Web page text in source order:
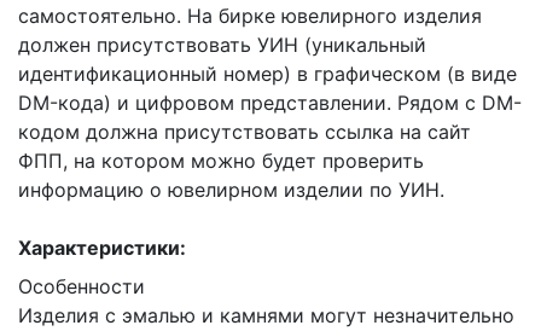
самостоятельно. На бирке ювелирного изделия
должен присутствовать УИН (уникальный
идентификационный номер) в графическом (в виде
DM-кода) и цифровом представлении. Рядом с DM-
кодом должна присутствовать ссылка на сайт
ФПП, на котором можно будет проверить
информацию о ювелирном изделии по УИН.
Характеристики:
Особенности
Изделия с эмалью и камнями могут незначительно